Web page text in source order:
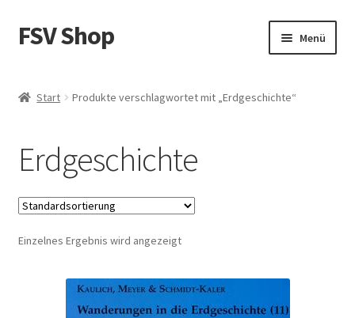
Zur
Navigation
Zum
Inhalt
FSV Shop Menü
Datenschutzerklärung
Impressum
Kasse
Mein Konto
Start Produkte verschlagwortet mit „Erdgeschichte“
Erdgeschichte
Einzelnes Ergebnis wird angezeigt